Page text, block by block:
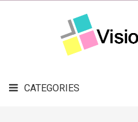
CATEGORIES
LE
MAG
DÉCO
